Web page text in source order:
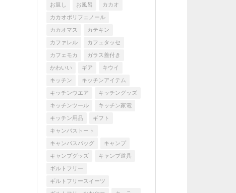
お返し お風呂 カカオ
カカオポリフェノール
カカオマス カテキン
カファレル カフェタッセ
カフェモカ ガラス蓋付き
かわいい ギア キウイ
キッチン キッチンアイテム
キッチンウエア キッチングッズ
キッチンツール キッチン家電
キッチン用品 ギフト
キャンバストート
キャンバスバッグ キャンプ
キャンプグッズ キャンプ道具
ギルトフリー
ギルトフリースイーツ